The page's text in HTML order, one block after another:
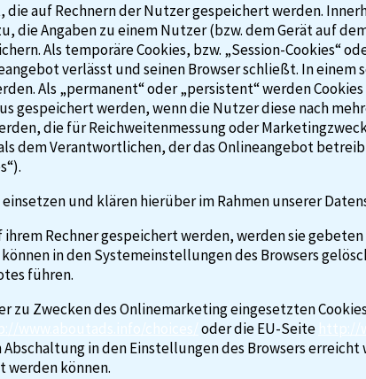
die auf Rechnern der Nutzer gespeichert werden.
die Angaben zu einem Nutzer (bzw. dem Gerät auf
Als temporäre Cookies, bzw. „Session-Cookies“
verlässt und seinen Browser schließt. In einem
Als „permanent“ oder „persistent“ werden
gespeichert werden, wenn die Nutzer diese nach
die für Reichweitenmessung oder
dem Verantwortlichen, der das Onlineangebot
und klären hierüber im Rahmen unserer
Rechner gespeichert werden, werden sie
in den Systemeinstellungen des Browsers
führen.
zu Zwecken des Onlinemarketing eingesetzten
www.aboutads.info/choices/ oder die EU-Seite http://
in den Einstellungen des Browsers
werden können.